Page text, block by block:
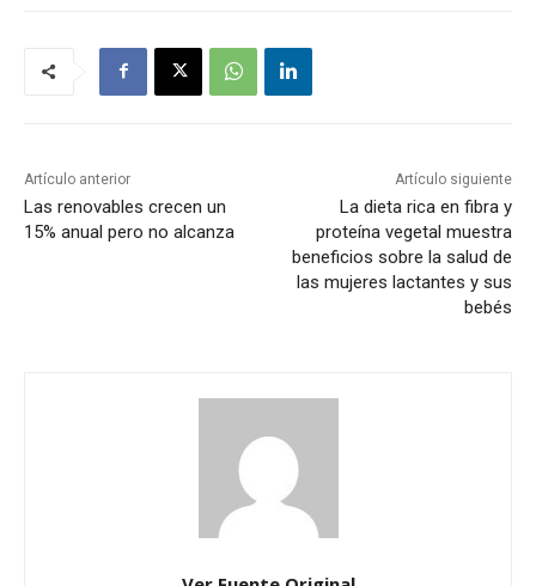
Artículo anterior
Las renovables crecen un
15% anual pero no alcanza
Artículo siguiente
La dieta rica en fibra y
proteína vegetal muestra
beneficios sobre la salud de
las mujeres lactantes y sus
bebés